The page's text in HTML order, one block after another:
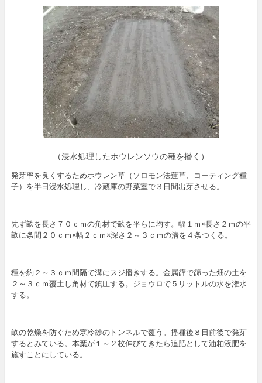
（浸水処理したホウレンソウの種を播く）
発芽率を良くするためホウレン草（ソロモン法蓮草、コーティング種
子）を半日浸水処理し、冷蔵庫の野菜室で３日間出芽させる。
先ず畝を長さ７０ｃｍの角材で畝を平らに均す。幅１ｍ×長さ２ｍの平
畝に条間２０ｃｍ×幅２ｃｍ×深さ２～３ｃｍの溝を４条つくる。
種を約２～３ｃｍ間隔で溝にスジ播きする。金属篩で篩った畑の土を
２～３ｃｍ覆土し角材で鎮圧する。ジョウロで５リットルの水を潅水
する。
畝の乾燥を防ぐため寒冷紗のトンネルで覆う。播種後８日前後で発芽
するとみている。本葉が１～２枚伸びてきたら追肥として油粕液肥を
施すことにしている。